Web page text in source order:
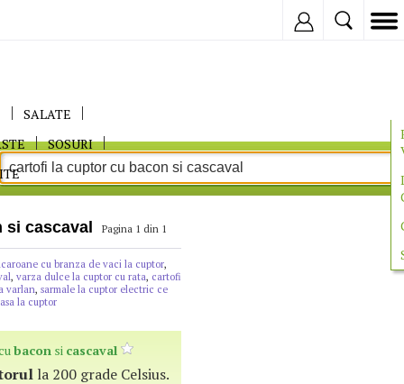
SALATE
SOSURI
cascaval Pagina 1 din 1
cu branza de vaci la cuptor,
, varza dulce la cuptor cu rata, cartofi
varlan, sarmale la cuptor electric ce
la cuptor
bacon si cascaval
la 200 grade Celsius.